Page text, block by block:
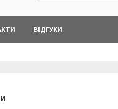
ВІДГУКИ